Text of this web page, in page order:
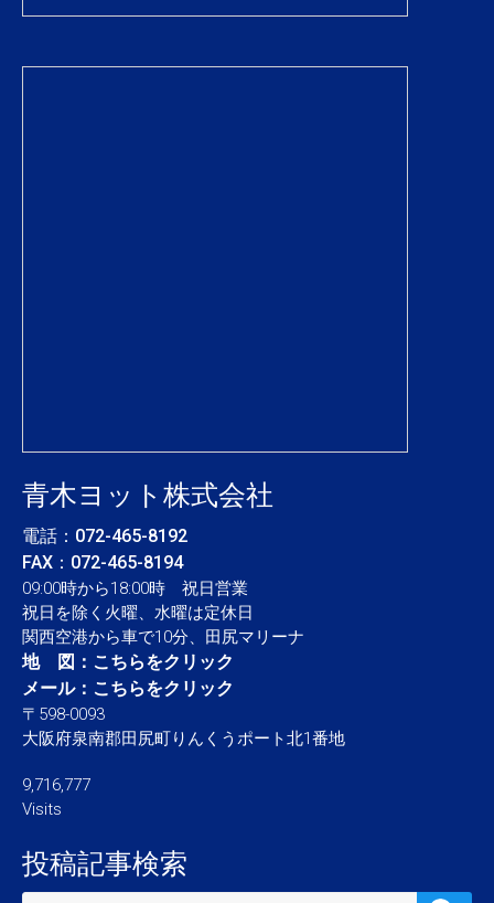
青木ヨット株式会社
電話： 072-465-8192
FAX：072-465-8194
09:00時から18:00時 祝日営業
祝日を除く火曜、水曜は定休日
関西空港から車で10分、田尻マリーナ
地 図： こちらをクリック
メール： こちらをクリック
〒598-0093
大阪府泉南郡田尻町りんくうポート北1番地
9,716,777
Visits
投稿記事検索